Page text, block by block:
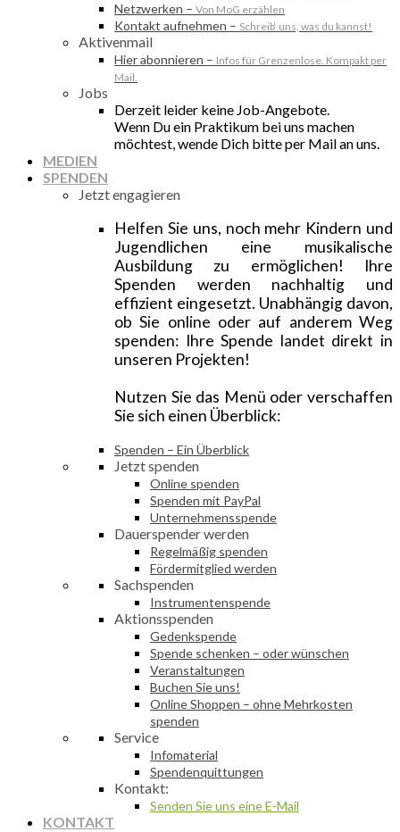
Netzwerken – Von MoG erzählen
Kontakt aufnehmen – Schreib‘ uns, was du kannst!
Aktivenmail
Hier abonnieren – Infos für Grenzenlose. Kompakt per
Mail.
Jobs
Derzeit leider keine Job-Angebote.
Wenn Du ein Praktikum bei uns machen
möchtest, wende Dich bitte per Mail an uns.
MEDIEN
SPENDEN
Jetzt engagieren
Helfen Sie uns, noch mehr Kindern und
Jugendlichen eine musikalische
Ausbildung zu ermöglichen! Ihre
Spenden werden nachhaltig und
effizient eingesetzt. Unabhängig davon,
ob Sie online oder auf anderem Weg
spenden: Ihre Spende landet direkt in
unseren Projekten!
Nutzen Sie das Menü oder verschaffen
Sie sich einen Überblick:
Spenden – Ein Überblick
Jetzt spenden
Online spenden
Spenden mit PayPal
Unternehmensspende
Dauerspender werden
Regelmäßig spenden
Fördermitglied werden
Sachspenden
Instrumentenspende
Aktionsspenden
Gedenkspende
Spende schenken – oder wünschen
Veranstaltungen
Buchen Sie uns!
Online Shoppen – ohne Mehrkosten
spenden
Service
Infomaterial
Spendenquittungen
Kontakt:
Senden Sie uns eine E-Mail
KONTAKT